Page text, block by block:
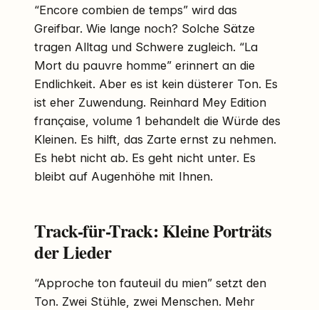
“Encore combien de temps” wird das
Greifbar. Wie lange noch? Solche Sätze
tragen Alltag und Schwere zugleich. “La
Mort du pauvre homme” erinnert an die
Endlichkeit. Aber es ist kein düsterer Ton. Es
ist eher Zuwendung. Reinhard Mey Edition
française, volume 1 behandelt die Würde des
Kleinen. Es hilft, das Zarte ernst zu nehmen.
Es hebt nicht ab. Es geht nicht unter. Es
bleibt auf Augenhöhe mit Ihnen.
Track-für-Track: Kleine Porträts
der Lieder
“Approche ton fauteuil du mien” setzt den
Ton. Zwei Stühle, zwei Menschen. Mehr